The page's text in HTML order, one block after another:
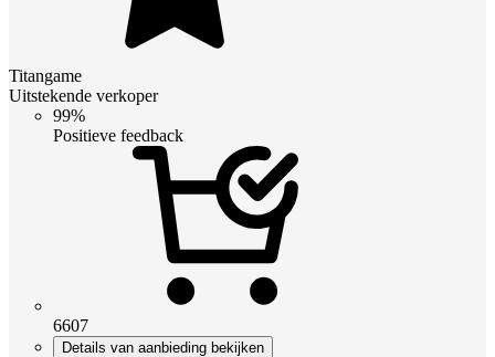
Titangame
Uitstekende verkoper
99%
Positieve feedback
6607
Details van aanbieding bekijken